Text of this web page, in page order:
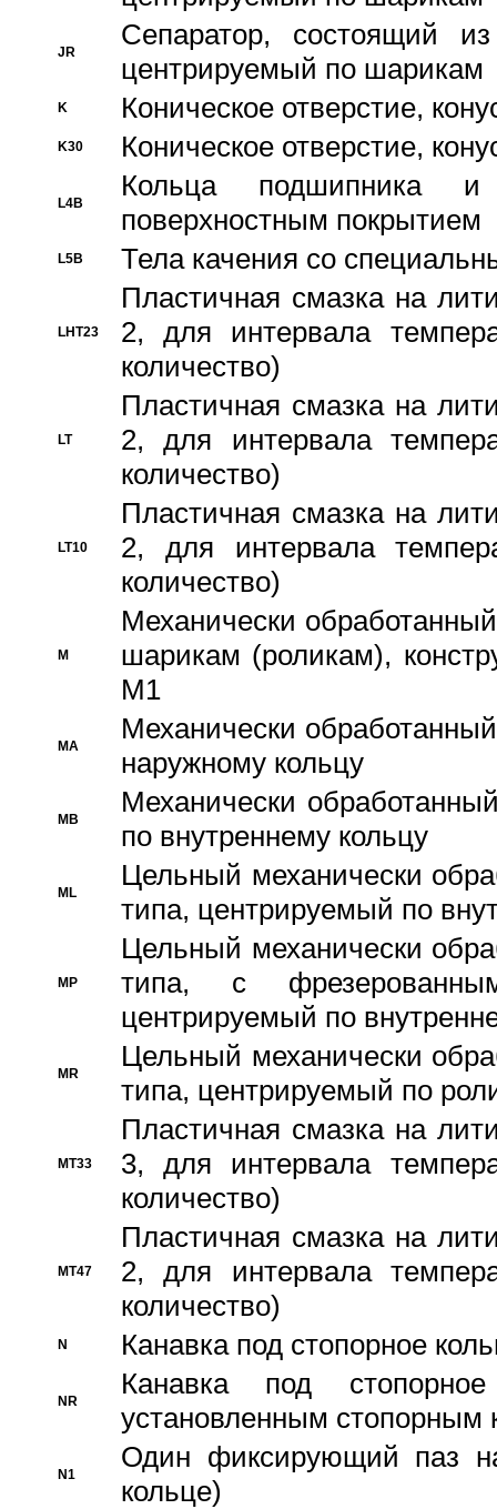
JR
Сепаратор, состоящий
центрируемый по шарикам
K Коническое отверстие,
K30 Коническое отверстие,
L4B
Кольца подшипника
поверхностным покрытием
L5B Тела качения со
LHT23
Пластичная смазка на
2, для интервала
количество)
LT
Пластичная смазка на
2, для интервала
количество)
LT10
Пластичная смазка на
2, для интервала
количество)
M
Механически
шарикам (роликам),
M1
MA
Механически
наружному кольцу
MB
Механически
по внутреннему кольцу
ML
Цельный механически
типа, центрируемый по
MP
Цельный механически
типа, с
центрируемый по
MR
Цельный механически
типа, центрируемый по
MT33
Пластичная смазка на
3, для интервала
количество)
MT47
Пластичная смазка на
2, для интервала
количество)
N Канавка под стопорное
NR
Канавка под
установленным стопорным
N1
Один фиксирующий паз
кольце)